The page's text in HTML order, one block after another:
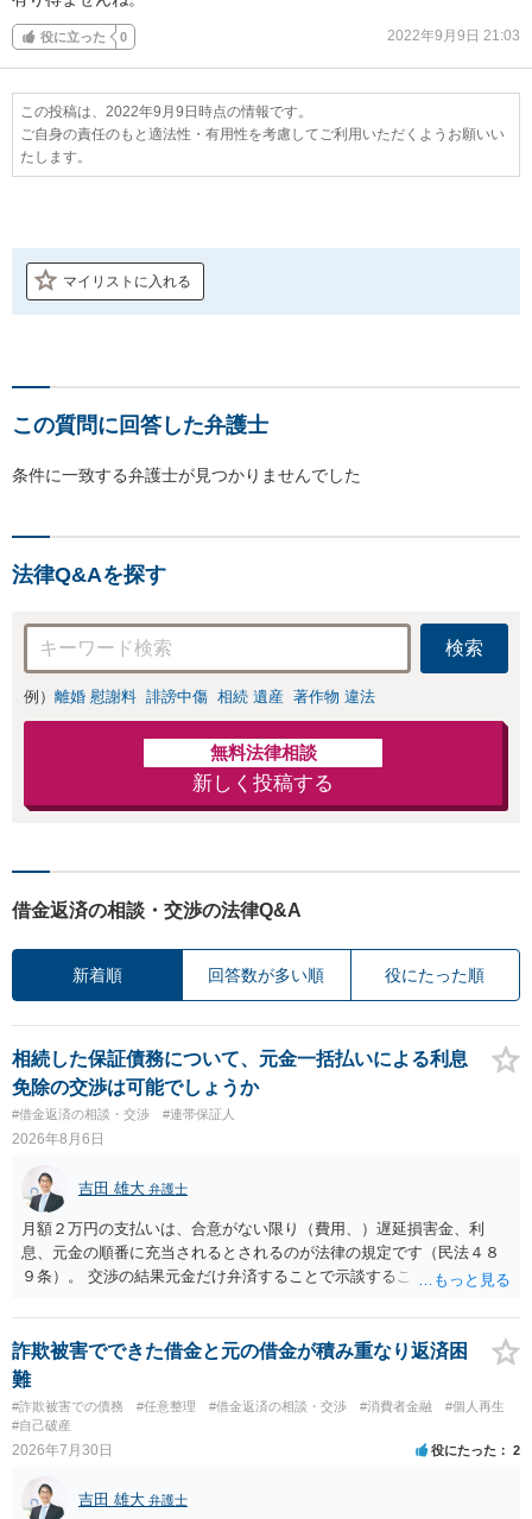
役に立った 0 2022年9月9日 21:03
この投稿は、2022年9月9日時点の情報です。
ご自身の責任のもと適法性・有用性を考慮してご利用いただくようお願いい
たします。
マイリストに入れる
この質問に回答した弁護士
条件に一致する弁護士が見つかりませんでした
法律Q&Aを探す
検索
例） 離婚 慰謝料 誹謗中傷 相続 遺産 著作物 違法
無料法律相談
新しく投稿する
借金返済の相談・交渉の法律Q&A
新着順 回答数が多い順 役にたった順
相続した保証債務について、元金一括払いによる利息
免除の交渉は可能でしょうか
#借金返済の相談・交渉 #連帯保証人
2026年8月6日
吉田 雄大 弁護士
月額２万円の支払いは、合意がない限り（費用、）遅延損害金、利
息、元金の順番に充当されるとされるのが法律の規定です（民法４８
９条）。 交渉の結果元金だけ弁済することで示談することは、弁護士
ることには消極的なことが多いものの、お近くの弁護士にご依頼しチ
ャレンジなさる意義は十分にあると思います。
詐欺被害でできた借金と元の借金が積み重なり返済困
難
#詐欺被害での債務 #任意整理 #借金返済の相談・交渉 #消費者金融
#個人再生
#自己破産
2026年7月30日 役にたった 2
吉田 雄大 弁護士